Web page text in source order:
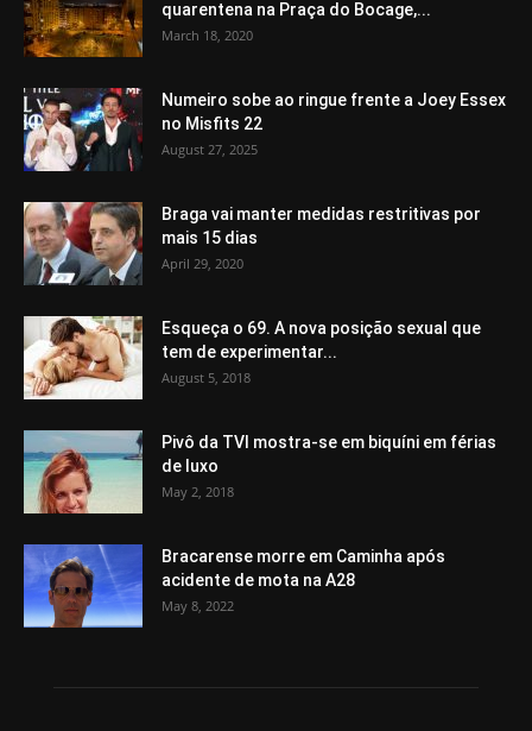
quarentena na Praça do Bocage,...
March 18, 2020
Numeiro sobe ao ringue frente a Joey Essex
no Misfits 22
August 27, 2025
Braga vai manter medidas restritivas por
mais 15 dias
April 29, 2020
Esqueça o 69. A nova posição sexual que
tem de experimentar...
August 5, 2018
Pivô da TVI mostra-se em biquíni em férias
de luxo
May 2, 2018
Bracarense morre em Caminha após
acidente de mota na A28
May 8, 2022